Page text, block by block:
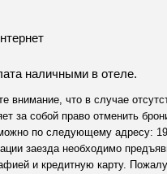
наличными в отеле.
внимание, что в случае
за собой право отменить
по следующему адресу:
заезда необходимо
и кредитную карту.